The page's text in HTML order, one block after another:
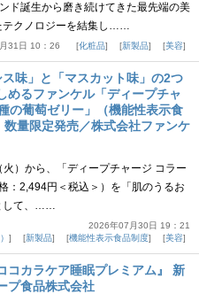
ド誕生から磨き続けてきた最先端の美
テクノロジーを結集し……
31日 10：26 化粧品 新製品 美容
味」と「マスカット味」の2つ
めるファンケル「ディープチャ
の葡萄ゼリー」（機能性表示食
量限定発売／株式会社ファンケ
）から、「ディープチャージ コラー
：2,494円＜税込＞）を「肌のうるお
して、……
2026年07月30日 19：21
新製品 機能性表示食品制度 美容
コカラケア睡眠プレミアム』 新
プ食品株式会社